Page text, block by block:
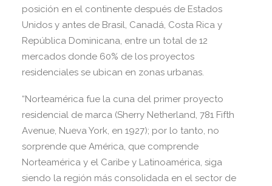
posición en el continente después de Estados
Unidos y antes de Brasil, Canadá, Costa Rica y
República Dominicana, entre un total de 12
mercados donde 60% de los proyectos
residenciales se ubican en zonas urbanas.
“Norteamérica fue la cuna del primer proyecto
residencial de marca (Sherry Netherland, 781 Fifth
Avenue, Nueva York, en 1927); por lo tanto, no
sorprende que América, que comprende
Norteamérica y el Caribe y Latinoamérica, siga
siendo la región más consolidada en el sector de